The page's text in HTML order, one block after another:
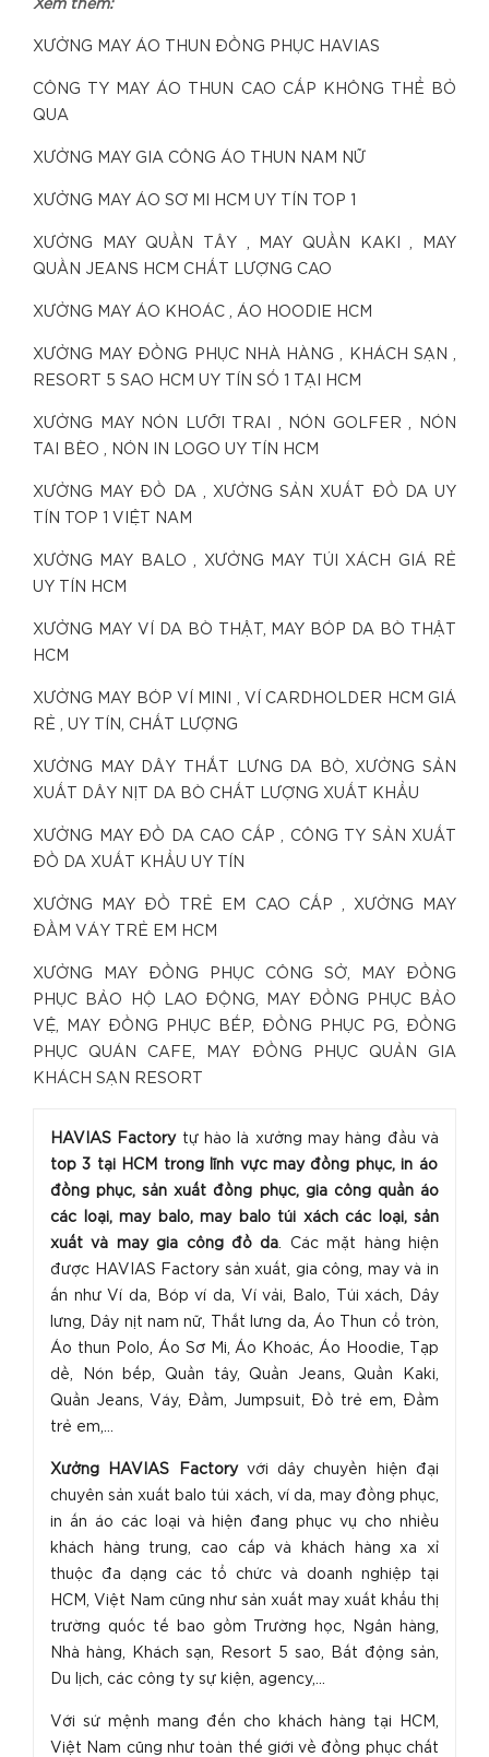
Xem thêm:
XƯỞNG MAY ÁO THUN ĐỒNG PHỤC HAVIAS
CÔNG TY MAY ÁO THUN CAO CẤP KHÔNG THỂ BỎ
QUA
XƯỞNG MAY GIA CÔNG ÁO THUN NAM NỮ
XƯỞNG MAY ÁO SƠ MI HCM UY TÍN TOP 1
XƯỞNG MAY QUẦN TÂY , MAY QUẦN KAKI , MAY
QUẦN JEANS HCM CHẤT LƯỢNG CAO
XƯỞNG MAY ÁO KHOÁC , ÁO HOODIE HCM
XƯỞNG MAY ĐỒNG PHỤC NHÀ HÀNG , KHÁCH SẠN ,
RESORT 5 SAO HCM UY TÍN SỐ 1 TẠI HCM
XƯỞNG MAY NÓN LƯỠI TRAI , NÓN GOLFER , NÓN
TAI BÈO , NÓN IN LOGO UY TÍN HCM
XƯỞNG MAY ĐỒ DA , XƯỞNG SẢN XUẤT ĐỒ DA UY
TÍN TOP 1 VIỆT NAM
XƯỞNG MAY BALO , XƯỞNG MAY TÚI XÁCH GIÁ RẺ
UY TÍN HCM
XƯỞNG MAY VÍ DA BÒ THẬT, MAY BÓP DA BÒ THẬT
HCM
XƯỞNG MAY BÓP VÍ MINI , VÍ CARDHOLDER HCM GIÁ
RẺ , UY TÍN, CHẤT LƯỢNG
XƯỞNG MAY DÂY THẮT LƯNG DA BÒ, XƯỞNG SẢN
XUẤT DÂY NỊT DA BÒ CHẤT LƯỢNG XUẤT KHẨU
XƯỞNG MAY ĐỒ DA CAO CẤP , CÔNG TY SẢN XUẤT
ĐỒ DA XUẤT KHẨU UY TÍN
XƯỞNG MAY ĐỒ TRẺ EM CAO CẤP , XƯỞNG MAY
ĐẦM VÁY TRẺ EM HCM
XƯỞNG MAY ĐỒNG PHỤC CÔNG SỞ, MAY ĐỒNG
PHỤC BẢO HỘ LAO ĐỘNG, MAY ĐỒNG PHỤC BẢO
VỆ, MAY ĐỒNG PHỤC BẾP, ĐỒNG PHỤC PG, ĐỒNG
PHỤC QUÁN CAFE, MAY ĐỒNG PHỤC QUẢN GIA
KHÁCH SẠN RESORT
HAVIAS Factorytự hào là xưởng may hàng đầu và
top 3 tại HCM trong lĩnh vực may đồng phục, in áo
đồng phục, sản xuất đồng phục, gia công quần áo
các loại, may balo, may balo túi xách các loại, sản
xuất và may gia công đồ da . Các mặt hàng hiện
được HAVIAS Factory sản xuất, gia công, may và in
ấn như Ví da, Bóp ví da, Ví vải, Balo, Túi xách, Dây
lưng, Dây nịt nam nữ, Thắt lưng da, Áo Thun cổ tròn,
Áo thun Polo, Áo Sơ Mi, Áo Khoác, Áo Hoodie, Tạp
dề, Nón bếp, Quần tây, Quần Jeans, Quần Kaki,
Quần Jeans, Váy, Đầm, Jumpsuit, Đồ trẻ em, Đầm
trẻ em,...
Xưởng HAVIAS Factoryvới dây chuyền hiện đại
chuyên sản xuất balo túi xách, ví da, may đồng phục,
in ấn áo các loại và hiện đang phục vụ cho nhiều
khách hàng trung, cao cấp và khách hàng xa xỉ
thuộc đa dạng các tổ chức và doanh nghiệp tại
HCM, Việt Nam cũng như sản xuất may xuất khẩu thị
trường quốc tế bao gồm Trường học, Ngân hàng,
Nhà hàng, Khách sạn, Resort 5 sao, Bất động sản,
Du lịch, các công ty sự kiện, agency,...
Với sứ mệnh mang đến cho khách hàng tại HCM,
Việt Nam cũng như toàn thế giới về đồng phục chất